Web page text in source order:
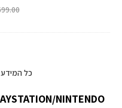
699.00
כל המידע
NINTENDO